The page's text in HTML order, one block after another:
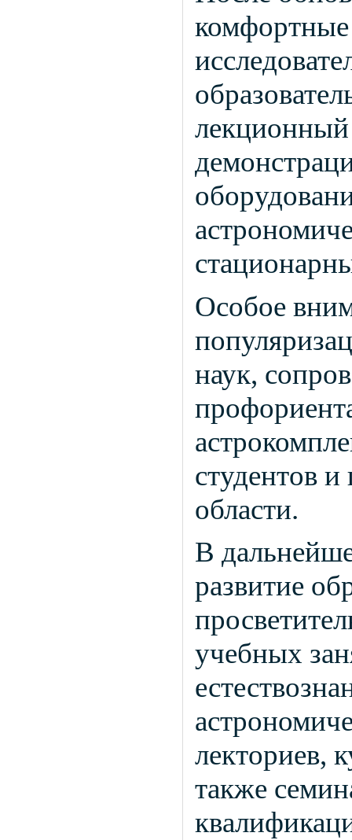
комфортные
Особое
наук,
студентов
области.
В
развитие
учебных
лекториев,
также